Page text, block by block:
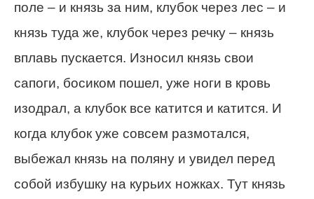
поле – и князь за ним, клубок через лес – и
князь туда же, клубок через речку – князь
вплавь пускается. Износил князь свои
сапоги, босиком пошел, уже ноги в кровь
изодрал, а клубок все катится и катится. И
когда клубок уже совсем размотался,
выбежал князь на поляну и увидел перед
собой избушку на курьих ножках. Тут князь